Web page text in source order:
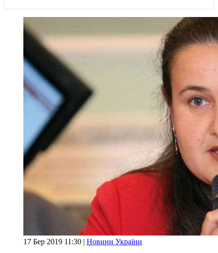
17 Бер 2019 11:30 | Новини України